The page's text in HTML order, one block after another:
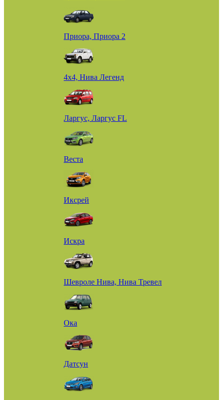
Приора, Приора 2
4х4, Нива Легенд
Ларгус, Ларгус FL
Веста
Иксрей
Искра
Шевроле Нива, Нива Тревел
Ока
Датсун